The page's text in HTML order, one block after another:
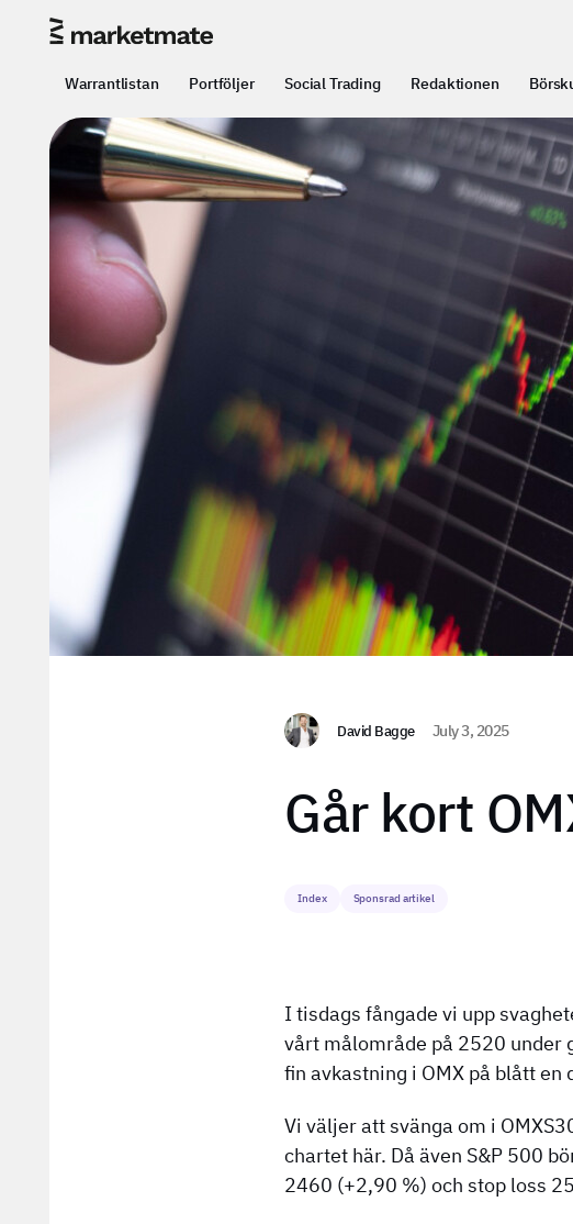
Warrantlistan Portföljer Social Trading Redaktionen
David Bagge July 3, 2025
Går kort
Index Sponsrad artikel
I tisdags fångade vi upp
vårt målområde på 2520 under
fin avkastning i OMX på blått en
Vi väljer att svänga om i
chartet här. Då även S&P 500
2460 (+2,90 %) och stop loss